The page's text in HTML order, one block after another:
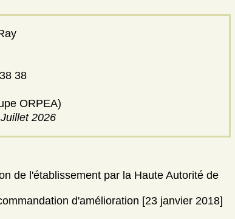
38 38
ORPEA)
2026
de l'établissement par la Haute Autorité de
d'amélioration [23 janvier 2018]